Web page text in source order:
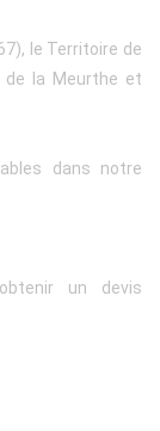
le Territoire de
de la Meurthe et
dans notre
un devis